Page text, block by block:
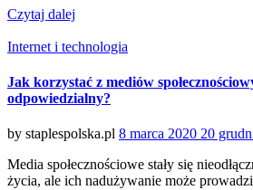
Czytaj dalej
Categories
Internet i technologia
Jak korzystać z mediów
odpowiedzialny?
by staplespolska.pl Posted
8 marca 2020 20
Media społecznościowe stały się
życia, ale ich nadużywanie może